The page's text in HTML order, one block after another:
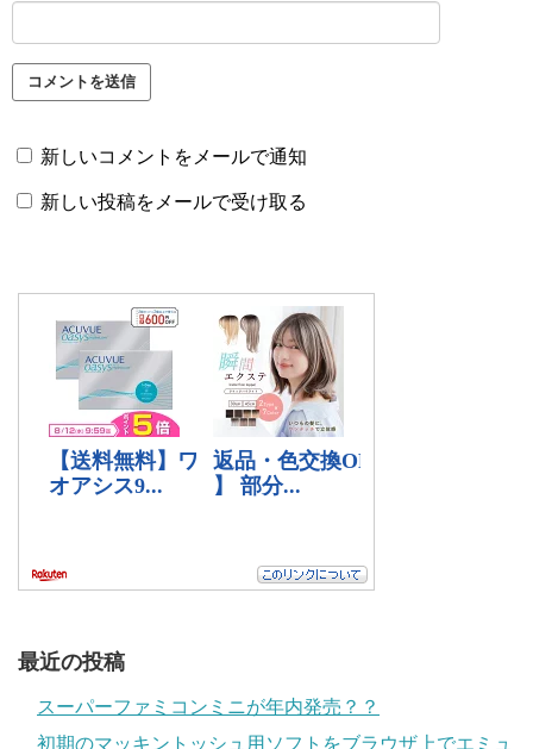
新しいコメントをメールで通知
新しい投稿をメールで受け取る
最近の投稿
スーパーファミコンミニが年内発売？？
初期のマッキントッシュ用ソフトをブラウザ上でエミュ